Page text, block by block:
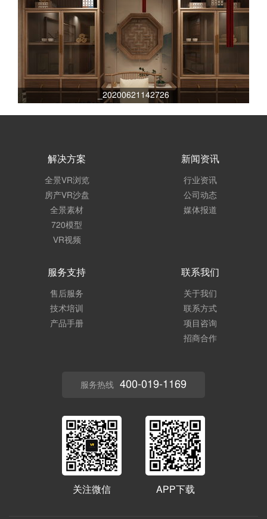
_20200621142726
解决方案
全景VR浏览
房产VR沙盘
全景素材
720模型
VR视频
新闻资讯
行业资讯
公司动态
媒体报道
服务支持
售后服务
技术培训
产品手册
联系我们
关于我们
联系方式
项目咨询
招商合作
服务热线 400-019-1169
关注微信 APP下载